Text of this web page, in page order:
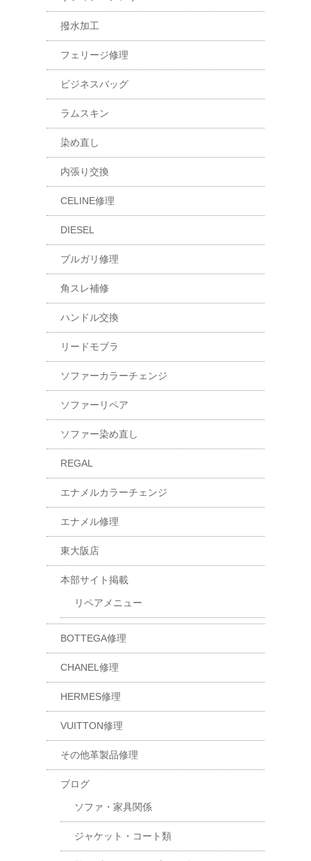
撥水加工
フェリージ修理
ビジネスバッグ
ラムスキン
染め直し
内張り交換
CELINE修理
DIESEL
ブルガリ修理
角スレ補修
ハンドル交換
リードモブラ
ソファーカラーチェンジ
ソファーリペア
ソファー染め直し
REGAL
エナメルカラーチェンジ
エナメル修理
東大阪店
本部サイト掲載
リペアメニュー
BOTTEGA修理
CHANEL修理
HERMES修理
VUITTON修理
その他革製品修理
ブログ
ソファ・家具関係
ジャケット・コート類